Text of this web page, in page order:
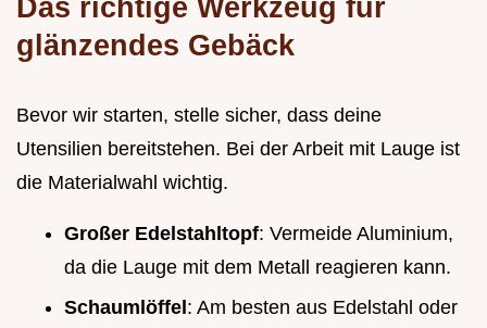
Das richtige Werkzeug für
glänzendes Gebäck
Bevor wir starten, stelle sicher, dass deine
Utensilien bereitstehen. Bei der Arbeit mit Lauge ist
die Materialwahl wichtig.
Großer Edelstahltopf: Vermeide Aluminium,
da die Lauge mit dem Metall reagieren kann.
Schaumlöffel: Am besten aus Edelstahl oder